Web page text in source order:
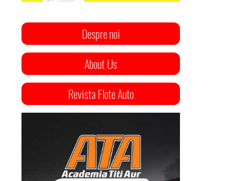
Despre noi
About Us
Revista Flote Auto